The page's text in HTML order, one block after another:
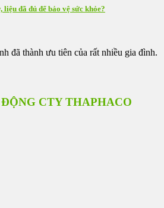
đã đủ để bảo vệ sức khỏe?
đã thành ưu tiên của rất nhiều gia đình.
CTY THAPHACO